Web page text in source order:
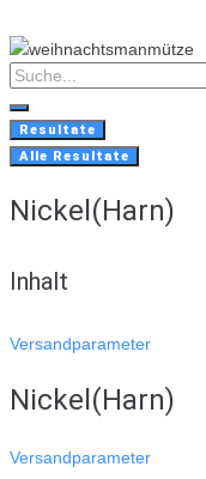
to
content
Search
...
Resultate
Alle Resultate
Nickel(Harn)
Inhalt
Versandparameter
Nickel(Harn)
Versandparameter